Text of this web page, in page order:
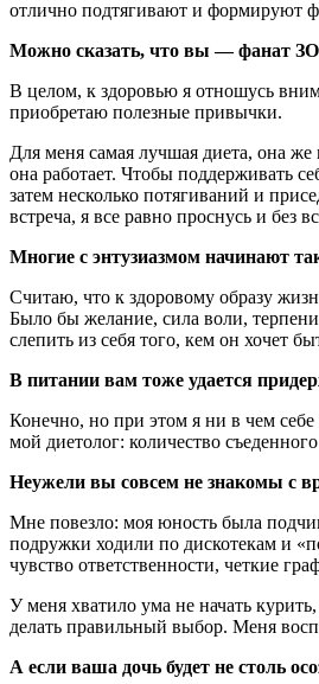
отлично подтягивают и формируют
Можно сказать, что вы — фанат
В целом, к здоровью я отношусь
приобретаю полезные привычки.
Для меня самая лучшая диета, она
она работает. Чтобы поддерживать
затем несколько потягиваний и
встреча, я все равно проснусь и без
Многие с энтузиазмом начинают
Считаю, что к здоровому образу
Было бы желание, сила воли,
слепить из себя того, кем он хочет
В питании вам тоже удается
Конечно, но при этом я ни в чем себе
мой диетолог: количество
Неужели вы совсем не знакомы с
Мне повезло: моя юность была
подружки ходили по дискотекам и
чувство ответственности, четкие
У меня хватило ума не начать
делать правильный выбор. Меня
А если ваша дочь будет не столь